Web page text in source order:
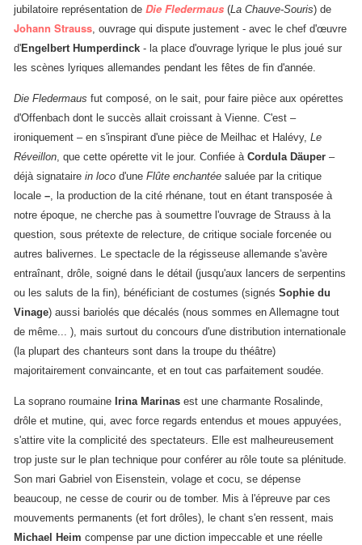
jubilatoire représentation de Die Fledermaus (La Chauve-Souris) de
Johann Strauss, ouvrage qui dispute justement - avec le chef d'œuvre
d'Engelbert Humperdinck - la place d'ouvrage lyrique le plus joué sur
les scènes lyriques allemandes pendant les fêtes de fin d'année.
Die Fledermaus fut composé, on le sait, pour faire pièce aux opérettes
d'Offenbach dont le succès allait croissant à Vienne. C'est –
ironiquement – en s'inspirant d'une pièce de Meilhac et Halévy, Le
Réveillon, que cette opérette vit le jour. Confiée à Cordula Däuper –
déjà signataire in loco d'une Flûte enchantée saluée par la critique
locale –, la production de la cité rhénane, tout en étant transposée à
notre époque, ne cherche pas à soumettre l'ouvrage de Strauss à la
question, sous prétexte de relecture, de critique sociale forcenée ou
autres balivernes. Le spectacle de la régisseuse allemande s'avère
entraînant, drôle, soigné dans le détail (jusqu'aux lancers de serpentins
ou les saluts de la fin), bénéficiant de costumes (signés Sophie du
Vinage) aussi bariolés que décalés (nous sommes en Allemagne tout
de même... ), mais surtout du concours d'une distribution internationale
(la plupart des chanteurs sont dans la troupe du théâtre)
majoritairement convaincante, et en tout cas parfaitement soudée.
La soprano roumaine Irina Marinas est une charmante Rosalinde,
drôle et mutine, qui, avec force regards entendus et moues appuyées,
s'attire vite la complicité des spectateurs. Elle est malheureusement
trop juste sur le plan technique pour conférer au rôle toute sa plénitude.
Son mari Gabriel von Eisenstein, volage et cocu, se dépense
beaucoup, ne cesse de courir ou de tomber. Mis à l'épreuve par ces
mouvements permanents (et fort drôles), le chant s'en ressent, mais
Michael Heim compense par une diction impeccable et une réelle